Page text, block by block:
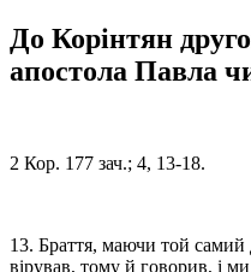
До Корінтян
апостола Павла
2 Кор. 177 зач.; 4, 13-18.
13. Браття, маючи той
вірував, тому й говорив, і